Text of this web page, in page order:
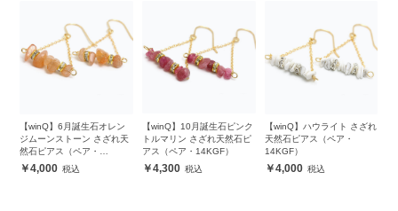
【winQ】6月誕生石オレン
ジムーンストーン さざれ天
然石ピアス（ペア・
14KGF）
4,000
【winQ】10月誕生石ピンク
トルマリン さざれ天然石ピ
アス（ペア・14KGF）
4,300
【winQ】ハウライト さざれ
天然石ピアス（ペア・
14KGF）
4,000